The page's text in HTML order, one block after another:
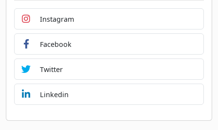
Instagram
Facebook
Twitter
Linkedin